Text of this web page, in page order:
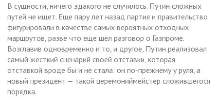
В сущности, ничего эдакого не случилось. Путин сложных
путей не ищет. Еще пару лет назад партия и правительство
фигурировали в качестве самых вероятных отходных
маршрутов, разве что еще шел разговор о Газпроме.
Возглавив одновременно и то, и другое, Путин реализовал
самый жесткий сценарий своей отставки, которая
отставкой вроде бы и не стала: он по-прежнему у руля, а
новый президент — такой церемониймейстер сложившегося
порядка.